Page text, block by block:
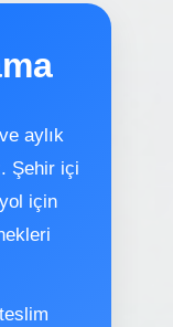
aylık
Şehir içi
için